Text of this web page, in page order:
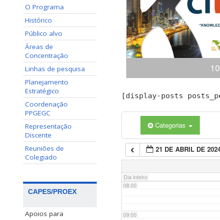
O Programa
Histórico
Público alvo
Áreas de
Concentração
Linhas de pesquisa
Planejamento
Estratégico
Coordenação
PPGEGC
Representação
Discente
Reuniões de
Colegiado
CAPES/PROEX
Apoios para
Congresso Internacional
(ciKi) A 10ª edição do
Conhecimento e
dias 19 e 20 de
Conhecimento,
[display-posts
Categorias
21 DE ABRIL DE
Dia inteiro
02:00
03:00
05:00
07:00
08:00
09:00